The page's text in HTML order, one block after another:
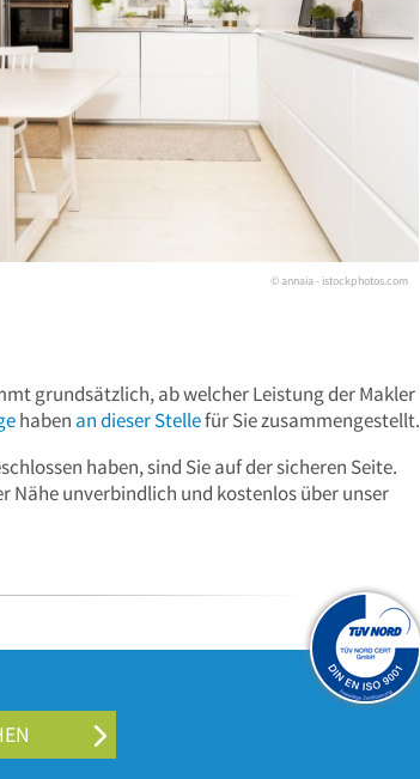
© annaia - istockphotos.com
grundsätzlich, ab welcher Leistung der Makler
haben an dieser Stellefür Sie zusammengestellt.
haben, sind Sie auf der sicheren Seite.
Nähe unverbindlich und kostenlos über unser